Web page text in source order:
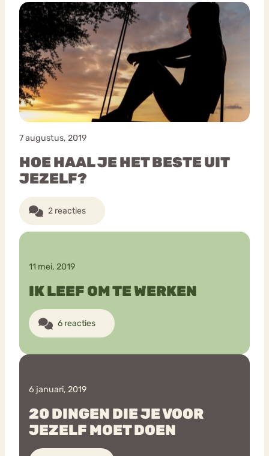
7 augustus, 2019
HOE HAAL JE HET BESTE UIT
JEZELF?
2 reacties
11 mei, 2019
IK LEEF OM TE WERKEN
6 reacties
6 januari, 2019
20 DINGEN DIE JE VOOR
JEZELF MOET DOEN